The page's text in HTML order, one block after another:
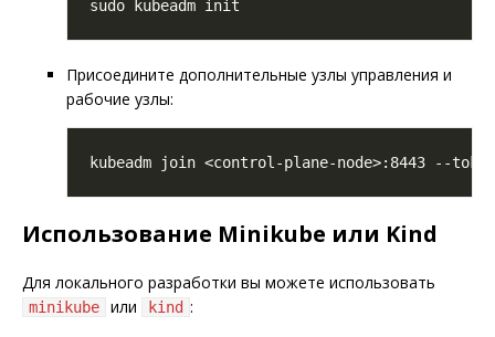
Присоедините дополнительные узлы управления и
рабочие узлы:
Использование Minikube или Kind
Для локального разработки вы можете использовать
minikube или kind :